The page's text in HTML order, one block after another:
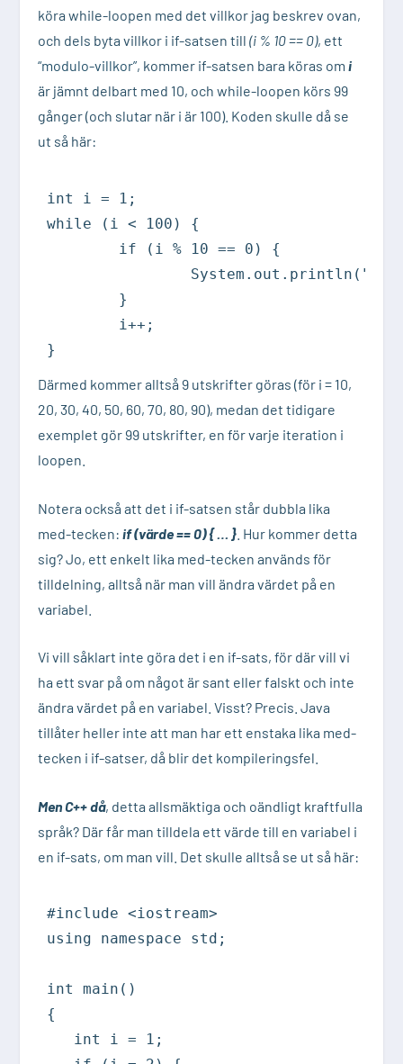
köra while-loopen med det villkor jag beskrev ovan,
och dels byta villkor i if-satsen till(i % 10 == 0), ett
“modulo-villkor”, kommer if-satsen bara köras omi
är jämnt delbart med 10, och while-loopen körs 99
gånger (och slutar när i är 100). Koden skulle då se
ut så här:
int i = 1;
while (i < 100) {
}
Därmed kommer alltså 9 utskrifter göras (för i = 10,
20, 30, 40, 50, 60, 70, 80, 90), medan det tidigare
exemplet gör 99 utskrifter, en för varje iteration i
loopen.
Notera också att det i if-satsen står dubbla lika
med-tecken:if (värde == 0) { … } . Hur kommer detta
sig? Jo, ett enkelt lika med-tecken används för
tilldelning, alltså när man vill ändra värdet på en
variabel.
Vi vill såklart inte göra det i en if-sats, för där vill vi
ha ett svar på om något är sant eller falskt och inte
ändra värdet på en variabel. Visst? Precis. Java
tillåter heller inte att man har ett enstaka lika med-
tecken i if-satser, då blir det kompileringsfel.
Men C++ då, detta allsmäktiga och oändligt kraftfulla
språk? Där får man tilldela ett värde till en variabel i
en if-sats, om man vill. Det skulle alltså se ut så här:
#include <iostream>
using namespace std;
int main()
{
   int i = 1;